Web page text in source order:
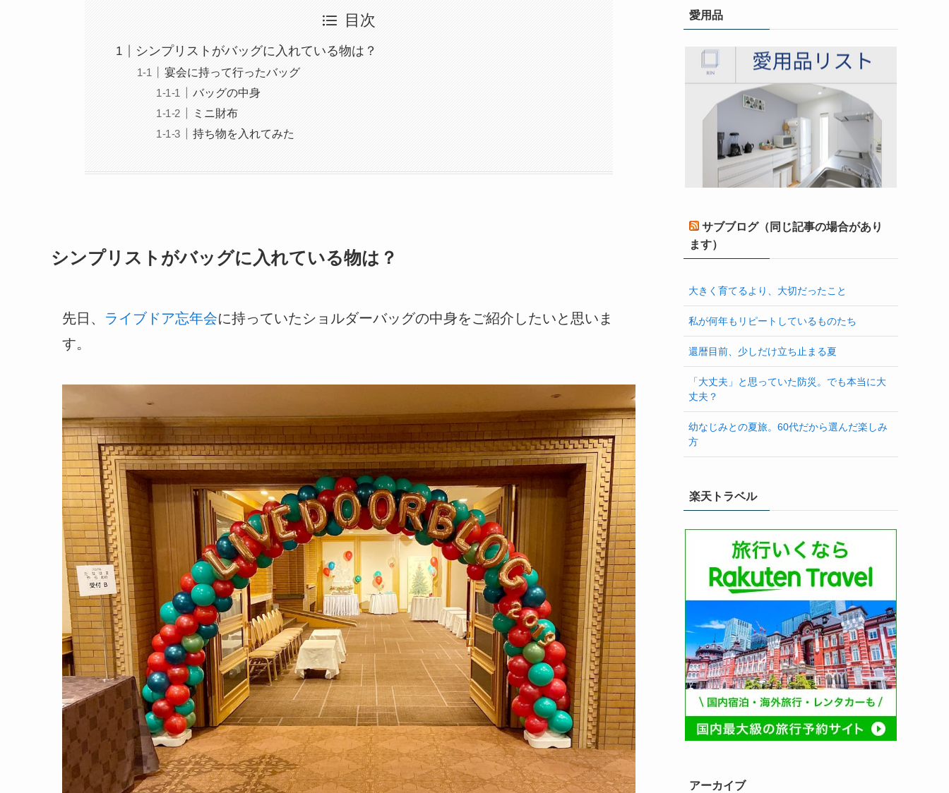
目次
シンプリストがバッグに入れている物は？
宴会に持って行ったバッグ
バッグの中身
ミニ財布
持ち物を入れてみた
シンプリストがバッグに入れている物は？
先日、 ライブドア忘年会に持っていたショルダーバッグの中身をご紹介したいと思いま
す。
愛用品
サブブログ（同じ記事の場合があり
ます）
大きく育てるより、大切だったこと
私が何年もリピートしているものたち
還暦目前、少しだけ立ち止まる夏
「大丈夫」と思っていた防災。でも本当に大
丈夫？
幼なじみとの夏旅。60代だから選んだ楽しみ
方
楽天トラベル
アーカイブ